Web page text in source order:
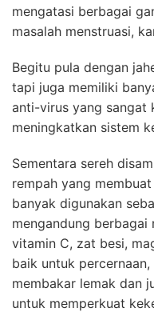
mengatasi berbagai
masalah menstruasi,
Begitu pula dengan
tapi juga memiliki
anti-virus yang sangat
meningkatkan sistem
Sementara sereh
rempah yang
banyak digunakan
mengandung
vitamin C, zat besi,
baik untuk
membakar lemak dan
untuk memperkuat